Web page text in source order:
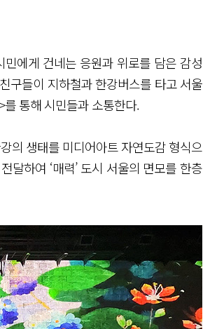
민에게 건네는 응원과 위로를 담은 감성
구들이 지하철과 한강버스를 타고 서울
통해 시민들과 소통한다.
의 생태를 미디어아트 자연도감 형식으
달하여 ‘매력’ 도시 서울의 면모를 한층